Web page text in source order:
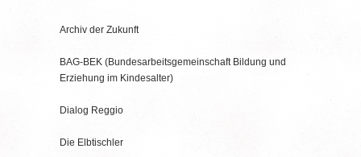
Archiv der Zukunft
BAG-BEK (Bundesarbeitsgemeinschaft Bildung und
Erziehung im Kindesalter)
Dialog Reggio
Die Elbtischler